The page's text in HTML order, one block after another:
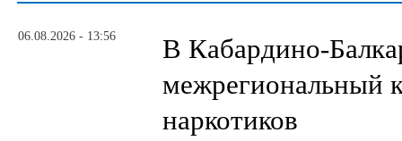
06.08.2026 - 13:56
В Кабардино-
межрегиональный
наркотиков